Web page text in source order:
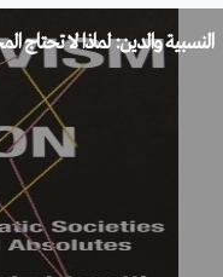
النسبية والدين: لماذا لا تحتاج